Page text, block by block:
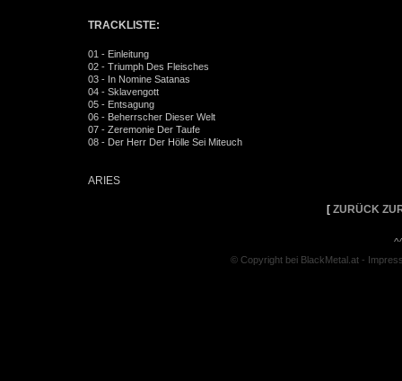
TRACKLISTE:
01 - Einleitung
02 - Triumph Des Fleisches
03 - In Nomine Satanas
04 - Sklavengott
05 - Entsagung
06 - Beherrscher Dieser Welt
07 - Zeremonie Der Taufe
08 - Der Herr Der Hölle Sei Miteuch
ARIES
[ ZURÜCK
© Copyright bei BlackMetal.at -